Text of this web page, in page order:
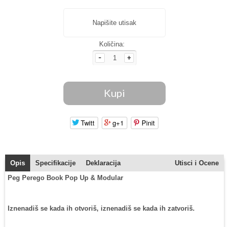
Napišite utisak
Količina:
Twitt g+1 Pinit
Opis Specifikacije Deklaracija
Utisci i Ocene
Peg Perego Book Pop Up & Modular
Iznenadiš se kada ih otvoriš, iznenadiš se kada ih zatvoriš.